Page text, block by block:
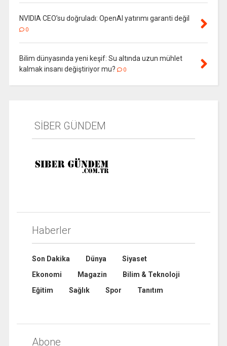
NVIDIA CEO’su doğruladı: OpenAI yatırımı garanti değil
0
Bilim dünyasında yeni keşif: Su altında uzun mühlet
kalmak insanı değiştiriyor mu?
0
SİBER GÜNDEM
Haberler
Son Dakika Dünya
Siyaset
Ekonomi
Magazin
Bilim & Teknoloji
Eğitim
Sağlık Spor Tanıtım
Abone